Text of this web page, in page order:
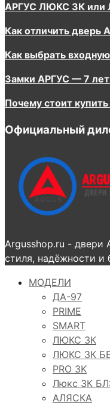
АРГУС ЛЮКС 3К или
Как отличить дверь
Как выбрать
Замки АРГУС — 7 лет
Почему стоит купить
Официальный
Argusshop.ru - двери
стиля, надёжности и
МОДЕЛИ
ДА-97
PRIME
SMART
ЛЮКС 3К
ЛЮКС 3К
PRO 3K
Люкс 3К
АЛЯСКА